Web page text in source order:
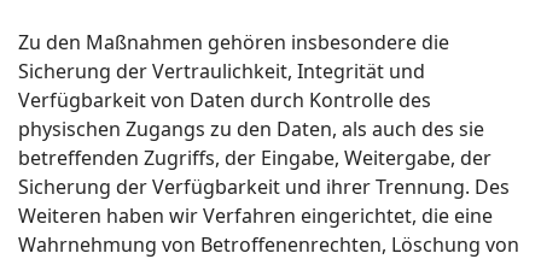
Zu den Maßnahmen gehören insbesondere die
Sicherung der Vertraulichkeit, Integrität und
Verfügbarkeit von Daten durch Kontrolle des
physischen Zugangs zu den Daten, als auch des sie
betreffenden Zugriffs, der Eingabe, Weitergabe, der
Sicherung der Verfügbarkeit und ihrer Trennung. Des
Weiteren haben wir Verfahren eingerichtet, die eine
Wahrnehmung von Betroffenenrechten, Löschung von